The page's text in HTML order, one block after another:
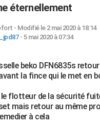
par ville
éternellement
- Modifié le 2 mai 2020 à 18:14
- 5 mai 2020 à 07:34
beko DFN6835s
la fince qui le met en
le flotteur de la sécurité
mais retour au même
à cela